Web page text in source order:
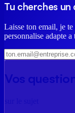
Tu cherches un
Laisse ton email, je
personnalise adapte
Vos